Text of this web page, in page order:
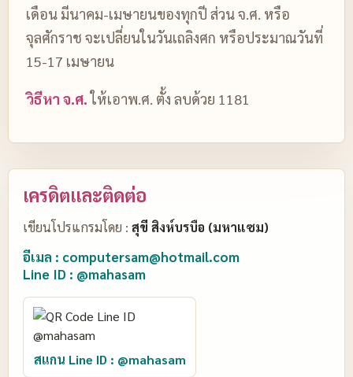
เดือน มีนาคม-เมษายนของทุกปี ส่วน จ.ศ. หรือ
จุลศักราช จะเปลี่ยนในวันเถลิงศก หรือประมาณวันที่
15-17 เมษายน
วิธีหา จ.ศ.ให้เอาพ.ศ. ตั้ง ลบด้วย 1181
เครดิตและติดต่อ
เขียนโปรแกรมโดย : สุขี สิงห์บรบือ (มหาแซม)
อีเมล : computersam@hotmail.com
Line ID : @mahasam
สแกน Line ID : @mahasam